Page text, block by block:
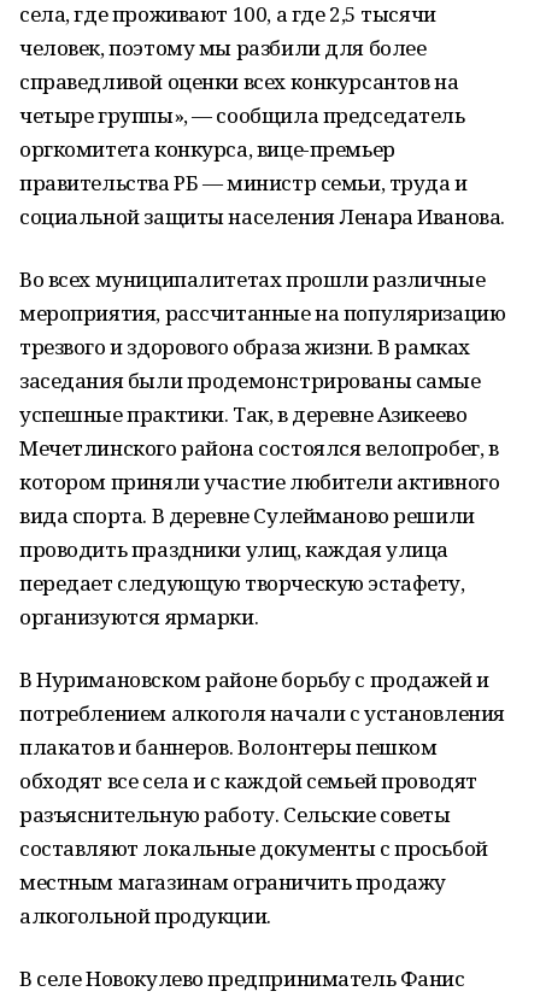
села, где проживают 100, а где 2,5 тысячи
человек, поэтому мы разбили для более
справедливой оценки всех конкурсантов на
четыре группы», — сообщила председатель
оргкомитета конкурса, вице-премьер
правительства РБ — министр семьи, труда и
социальной защиты населения Ленара Иванова.
Во всех муниципалитетах прошли различные
мероприятия, рассчитанные на популяризацию
трезвого и здорового образа жизни. В рамках
заседания были продемонстрированы самые
успешные практики. Так, в деревне Азикеево
Мечетлинского района состоялся велопробег, в
котором приняли участие любители активного
вида спорта. В деревне Сулейманово решили
проводить праздники улиц, каждая улица
передает следующую творческую эстафету,
организуются ярмарки.
В Нуримановском районе борьбу с продажей и
потреблением алкоголя начали с установления
плакатов и баннеров. Волонтеры пешком
обходят все села и с каждой семьей проводят
разъяснительную работу. Сельские советы
составляют локальные документы с просьбой
местным магазинам ограничить продажу
алкогольной продукции.
В селе Новокулево предприниматель Фанис